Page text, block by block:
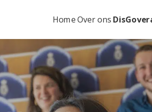
Home Over ons